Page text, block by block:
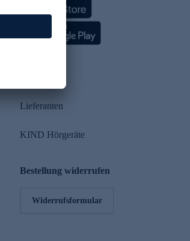
Lieferanten
KIND Hörgeräte
Bestellung widerrufen
Widerrufsformular